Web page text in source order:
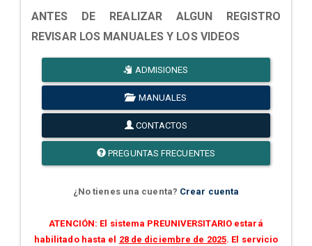
ANTES DE REALIZAR ALGUN REGISTRO
REVISAR LOS MANUALES Y LOS VIDEOS
ADMISIONES
MANUALES
CONTACTOS
PREGUNTAS FRECUENTES
¿No tienes una cuenta? Crear cuenta
ATENCIÓN: El sistema PREUNIVERSITARIO estará
habilitado hasta el 28 de diciembre de 2025. El servicio